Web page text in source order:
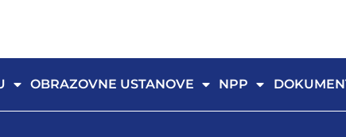
OBRAZOVNE USTANOVE NPP